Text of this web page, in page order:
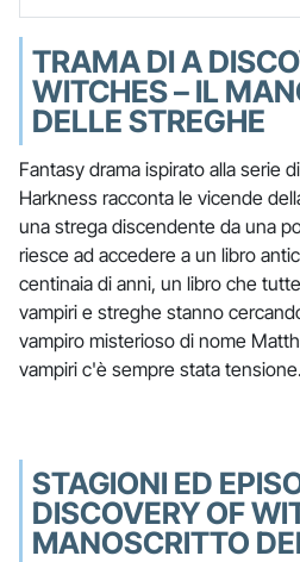
TRAMA DI A
WITCHES – IL
DELLE STREGHE
Fantasy drama ispirato alla serie
Harkness racconta le vicende
una strega discendente da una
riesce ad accedere a un libro
centinaia di anni, un libro che
vampiri e streghe stanno
vampiro misterioso di nome
vampiri c'è sempre stata
STAGIONI ED
DISCOVERY OF
MANOSCRITTO